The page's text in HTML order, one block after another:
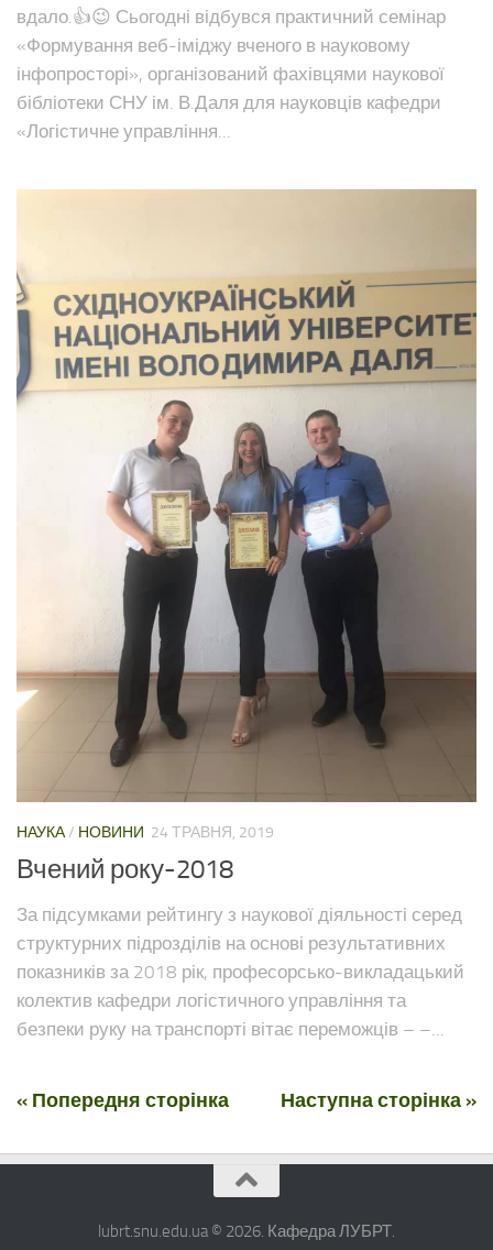
вдало.👍😉 Сьогодні відбувся практичний семінар
«Формування веб-іміджу вченого в науковому
інфопросторі», організований фахівцями наукової
бібліотеки СНУ ім. В.Даля для науковців кафедри
«Логістичне управління...
НАУКА/ НОВИНИ 24 ТРАВНЯ, 2019
Вчений року-2018
За підсумками рейтингу з наукової діяльності серед
структурних підрозділів на основі результативних
показників за 2018 рік, професорсько-викладацький
колектив кафедри логістичного управління та
безпеки руку на транспорті вітає переможців – –...
« Попередня сторінка Наступна сторінка »
lubrt.snu.edu.ua © 2026. Кафедра ЛУБРТ.